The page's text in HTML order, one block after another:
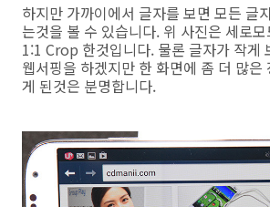
하지만 가까이에서 글자를 보면 모든 글
는것을 볼 수 있습니다. 위 사진은 세로
1:1 Crop 한것입니다. 물론 글자가 작게
웹서핑을 하겠지만 한 화면에 좀 더 많은
게 된것은 분명합니다.